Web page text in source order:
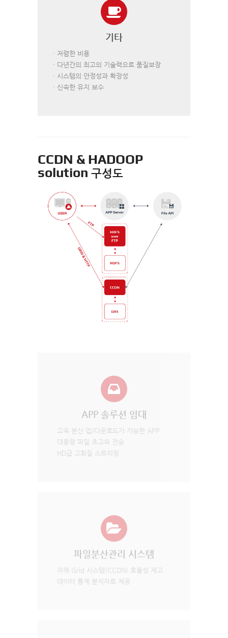
기타
· 저렴한 비용
· 다년간의 최고의 기술력으로 품질보장
· 시스템의 안정성과 확장성
· 신속한 유지 보수
CCDN & HADOOP
solution 구성도
APP 솔루션 임대
· 대용량 파일 초고속 전송
· HD급 고화질 스트리밍
파일분산관리 시스템
· 데이터 통계 분석자료 제공